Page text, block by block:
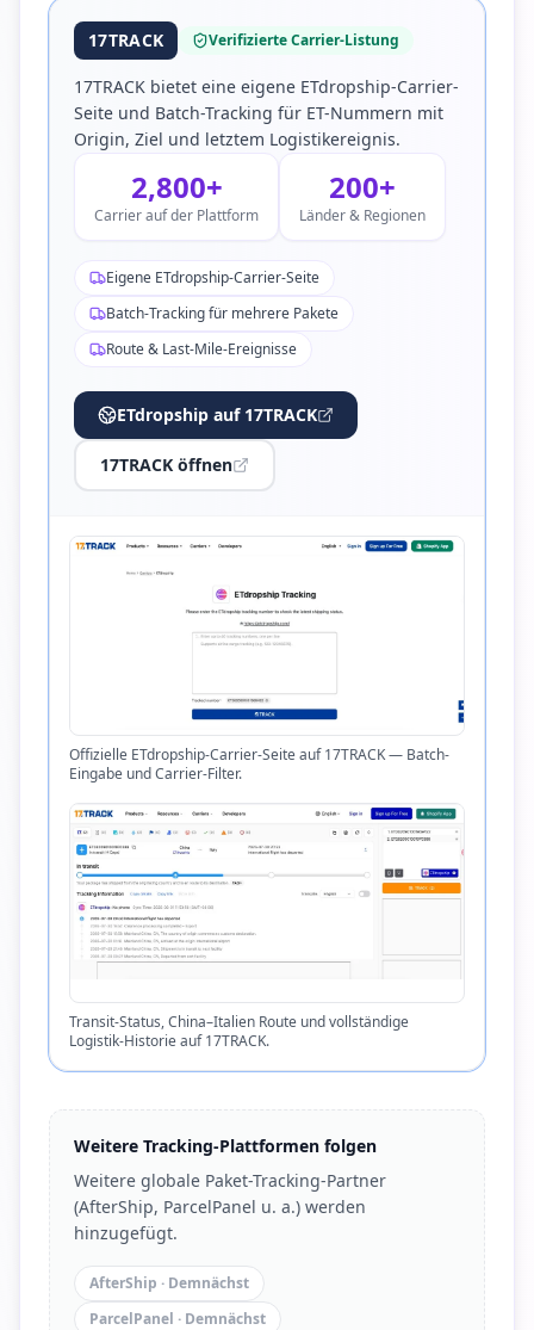
17TRACK Verifizierte Carrier-Listung
17TRACK bietet eine eigene ETdropship-Carrier-
Seite und Batch-Tracking für ET-Nummern mit
Origin, Ziel und letztem Logistikereignis.
2,800+
Carrier auf der Plattform
200+
Länder & Regionen
Eigene ETdropship-Carrier-Seite
Batch-Tracking für mehrere Pakete
Route & Last-Mile-Ereignisse
ETdropship auf 17TRACK
17TRACK öffnen
Offizielle ETdropship-Carrier-Seite auf 17TRACK — Batch-
Eingabe und Carrier-Filter.
Transit-Status, China–Italien Route und vollständige
Logistik-Historie auf 17TRACK.
Weitere Tracking-Plattformen folgen
Weitere globale Paket-Tracking-Partner
(AfterShip, ParcelPanel u. a.) werden
hinzugefügt.
AfterShip · Demnächst
ParcelPanel · Demnächst